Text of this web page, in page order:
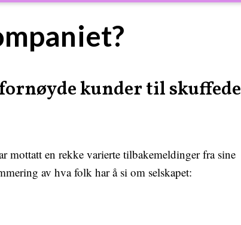
kunder til skuffede
en rekke varierte tilbakemeldinger fra sine
av hva folk har å si om selskapet: